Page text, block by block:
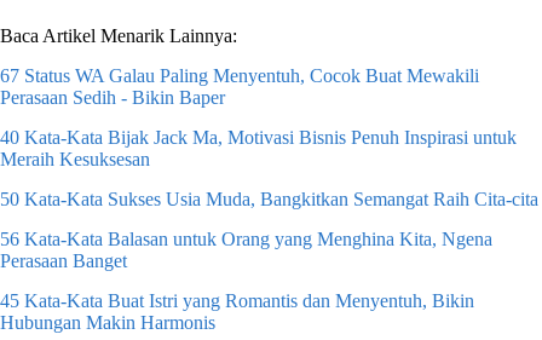
Baca Artikel Menarik Lainnya:
67 Status WA Galau Paling Menyentuh, Cocok Buat Mewakili
Perasaan Sedih - Bikin Baper
40 Kata-Kata Bijak Jack Ma, Motivasi Bisnis Penuh Inspirasi untuk
Meraih Kesuksesan
50 Kata-Kata Sukses Usia Muda, Bangkitkan Semangat Raih Cita-cita
56 Kata-Kata Balasan untuk Orang yang Menghina Kita, Ngena
Perasaan Banget
45 Kata-Kata Buat Istri yang Romantis dan Menyentuh, Bikin
Hubungan Makin Harmonis